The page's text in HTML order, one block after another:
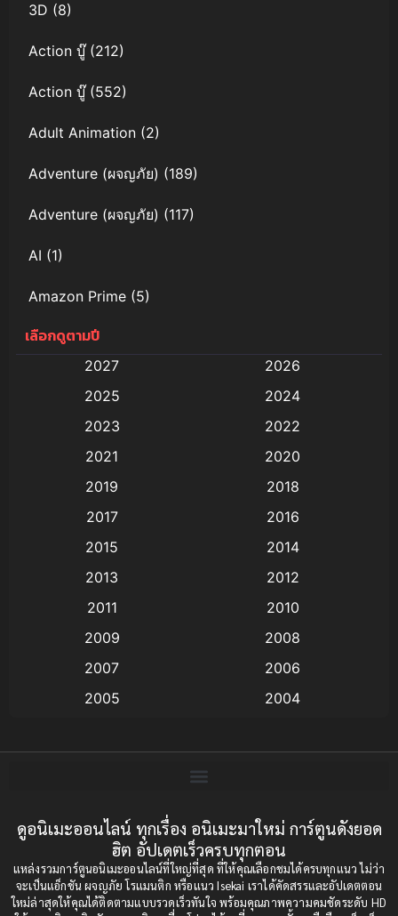
3D (8)
Action บู๊(212)
Action บู๊(552)
Adult Animation (2)
Adventure (ผจญภัย) (189)
Adventure (ผจญภัย) (117)
AI (1)
Amazon Prime (5)
Anal (ประตูหลัง)
Animation การ์ตูน
Animation อนิเมะ
Animation แอนิเมชัน
(9)
Big tits (นมใหญ่)
Bitch (ผู้หญิงร่าน)
Bondage (ทาส)(1)
boys love(1)
Censored (เซ็นเซอร์) (19)
เลือกดูตามปี
2027
2026
2025
2024
2023
2022
2021
2020
2019
2018
2017
2016
2015
2014
2013
2012
2011
2010
2009
2008
2007
2006
2005
2004
1997
1996
1993
1992
1991
1990
1989
1988
ดูอนิเมะออนไลน์ ทุกเรื่อง อนิเมะมาใหม่ การ์ตูนดังยอด
ฮิต อัปเดตเร็วครบทุกตอน
แหล่งรวมการ์ตูนอนิเมะออนไลน์ที่ใหญ่ที่สุด ที่ให้คุณเลือกชมได้ครบทุกแนว ไม่ว่า
จะเป็นแอ็กชัน ผจญภัย โรแมนติก หรือแนว Isekai เราได้คัดสรรและอัปเดตตอน
ใหม่ล่าสุดให้คุณได้ติดตามแบบรวดเร็วทันใจ พร้อมคุณภาพความคมชัดระดับ HD